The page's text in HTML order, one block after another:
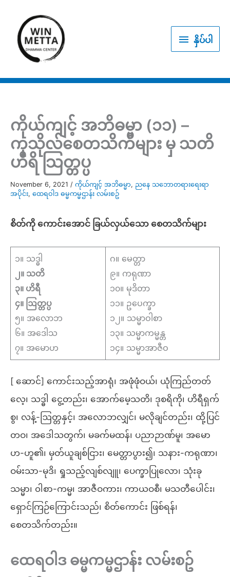
content
နှိပ် နှိပ်ပါ
ကိုယ်ကျင့် အဘိဓမ္မာ (၁၁) –
ကုသိုလ်စေတသိက်များ မှ သတိ
ဟီရိ သြတ္တပ္ပ
November 6, 2021 / ကိုယ်ကျင့် အဘိဓမ္မာ, ညနေ သဘောတရားရေးရာ
အပိုင်း, ထေရဝါဒ ဓမ္မကမ္မဌာန်း လမ်းစဥ်
စိတ်ကို ကောင်းအောင် ခြယ်လှယ်သော စေတသိက်များ
၁။ သဒ္ဓါ
၂။ သတိ
၃။ ဟိရီ
၄။ ဩတ္တပ္ပ
၅။ အလောဘ
၆။ အဒေါသ
၇။ အမောဟ
ဂ။ မေတ္တာ
၉။ ကရုဏာ
၁၀။ မုဒိတာ
၁၁။ ဥပေက္ခာ
၁၂။ သမ္မာဝါစာ
၁၃။ သမ္မာကမ္မန္တ
၁၄။ သမ္မာအာဇီဝ
[ ဆောင်] ကောင်းသည့်အာရုံ၊ အဖုံဖုံဝယ်၊ ယုံကြည်တတ်
လေ့၊ သဒ္ဓါ ငွေ့တည်း၊ အောက်မေ့သတိ၊ ဒုစရိကို၊ ဟိရီရှက်
စွ၊ လန့်-ဩတ္တနှင့်၊ အလောဘလျှင်၊ မလိုချင်တည်း၊ ထို့ပြင်
တဝ၊ အဒေါသတွက်၊ မခက်မထန်၊ ပညာဉာဏ်မူ၊ အမော
ဟ-ဟူ၏၊ မှတ်ယူချစ်ငြား၊ မေတ္တာပွား၍၊ သနား-ကရုဏာ၊
ဝမ်းသာ-မုဒိ၊ ရှုသည့်လျစ်လျူ၊ ပေက္ခာပြုလော၊ သုံးခု
သမ္မာ၊ ၀ါစာ-ကမ္မ၊ အာဇီဝကား၊ ကာယဝစီ၊ မသတီပေါင်း၊
ရှောင်ကြဉ်ကြောင်းသည်၊ စိတ်ကောင်း ဖြစ်ရန်၊
စေတသိက်တည်း။
ထေရဝါဒ ဓမ္မကမ္မဌာန်း လမ်းစဥ်